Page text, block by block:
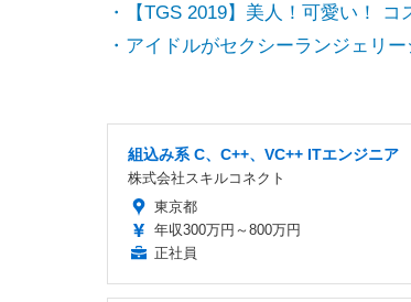
・【TGS 2019】美人！可愛い！
・アイドルがセクシーランジェリ
組込み系 C、C++、VC++ ITエンジニア
株式会社スキルコネクト
東京都
年収300万円～800万円
正社員